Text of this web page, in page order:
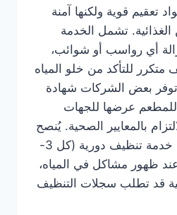
تعقيم قوية ولكنها آمنة
الغذائية. تشمل الخدمة
أي رواسب أو شوائب،
للتأكد من خلو المياه
توفر بعض الشركات شهادة
عرضها للجهات
بالمعايير الصحية. يُنصح
المطاعم بالتعاقد على خدمة تنظيف دورية (كل 3-
ظهور مشاكل في المياه،
قد تطلب سجلات التنظيف